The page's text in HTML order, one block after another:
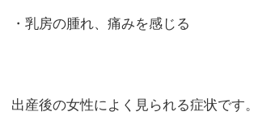
・乳房の腫れ、痛みを感じる
出産後の女性によく見られる症状です。